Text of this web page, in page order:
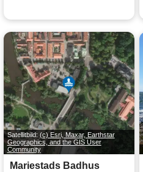
Satellitbild: (c) Esri, Maxar, Earthstar
Geographics, and the GIS User
Community
Mariestads Badhus